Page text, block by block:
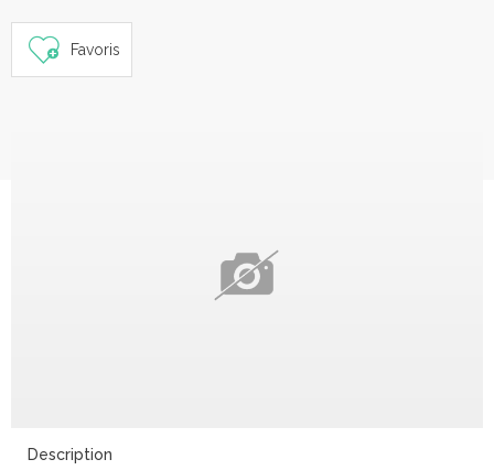
Favoris
Description